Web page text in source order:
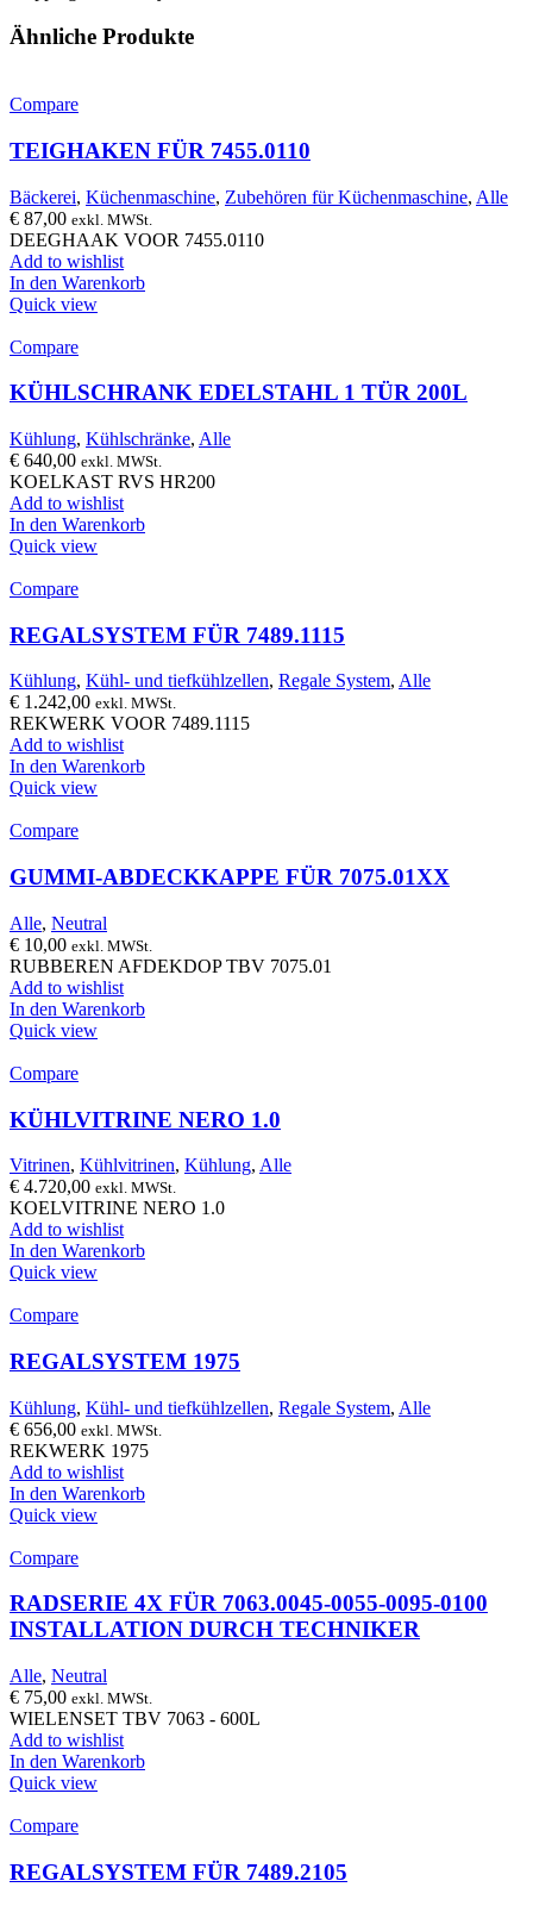
Ähnliche Produkte
Compare
TEIGHAKEN FÜR 7455.0110
Bäckerei, Küchenmaschine, Zubehören für Küchenmaschine, Alle
€ 87,00 exkl. MWSt.
DEEGHAAK VOOR 7455.0110
Add to wishlist
In den Warenkorb
Quick view
Compare
KÜHLSCHRANK EDELSTAHL 1 TÜR 200L
Kühlung, Kühlschränke, Alle
€ 640,00 exkl. MWSt.
KOELKAST RVS HR200
Add to wishlist
In den Warenkorb
Quick view
Compare
REGALSYSTEM FÜR 7489.1115
Kühlung, Kühl- und tiefkühlzellen, Regale System, Alle
€ 1.242,00 exkl. MWSt.
REKWERK VOOR 7489.1115
Add to wishlist
In den Warenkorb
Quick view
Compare
GUMMI-ABDECKKAPPE FÜR 7075.01XX
Alle, Neutral
€ 10,00 exkl. MWSt.
RUBBEREN AFDEKDOP TBV 7075.01
Add to wishlist
In den Warenkorb
Quick view
Compare
KÜHLVITRINE NERO 1.0
Vitrinen, Kühlvitrinen, Kühlung, Alle
€ 4.720,00 exkl. MWSt.
KOELVITRINE NERO 1.0
Add to wishlist
In den Warenkorb
Quick view
Compare
REGALSYSTEM 1975
Kühlung, Kühl- und tiefkühlzellen, Regale System, Alle
€ 656,00 exkl. MWSt.
REKWERK 1975
Add to wishlist
In den Warenkorb
Quick view
Compare
RADSERIE 4X FÜR 7063.0045-0055-0095-0100
INSTALLATION DURCH TECHNIKER
Alle, Neutral
€ 75,00 exkl. MWSt.
WIELENSET TBV 7063 - 600L
Add to wishlist
In den Warenkorb
Quick view
Compare
REGALSYSTEM FÜR 7489.2105